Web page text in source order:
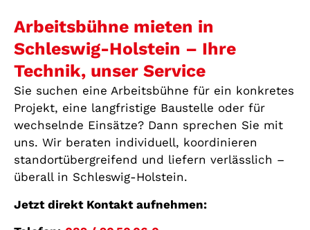
Arbeitsbühne mieten in
Schleswig-Holstein – Ihre
Technik, unser Service
Sie suchen eine Arbeitsbühne für ein konkretes
Projekt, eine langfristige Baustelle oder für
wechselnde Einsätze? Dann sprechen Sie mit
uns. Wir beraten individuell, koordinieren
standortübergreifend und liefern verlässlich –
überall in Schleswig-Holstein.
Jetzt direkt Kontakt aufnehmen: